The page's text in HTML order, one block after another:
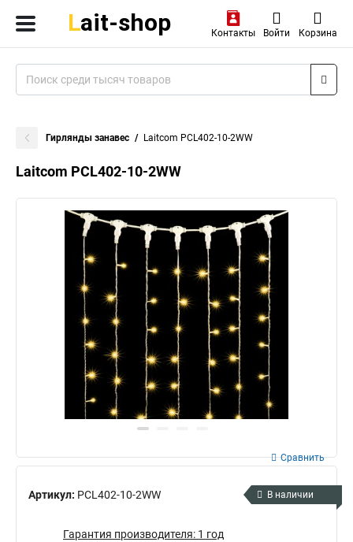
Контакты Войти Корзина
Гирлянды занавес Laitcom PCL402-10-2WW
Laitcom PCL402-10-2WW
Артикул: PCL402-10-2WW
Сравнить
В наличии
Гарантия производителя: 1 год